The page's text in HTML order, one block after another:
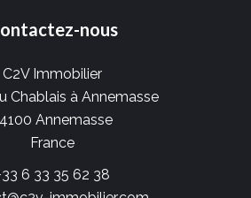
nous
C2V Immobilier
Chablais à Annemasse
Annemasse
France
6 33 35 62 38